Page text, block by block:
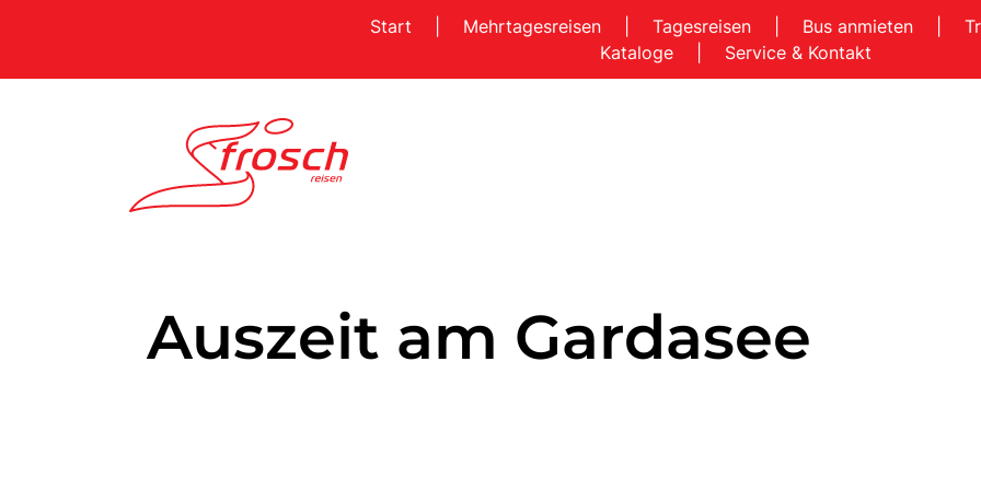
Start Mehrtagesreisen Tagesreisen Bus anmieten
Kataloge
Service & Kontakt
Auszeit am Gardasee